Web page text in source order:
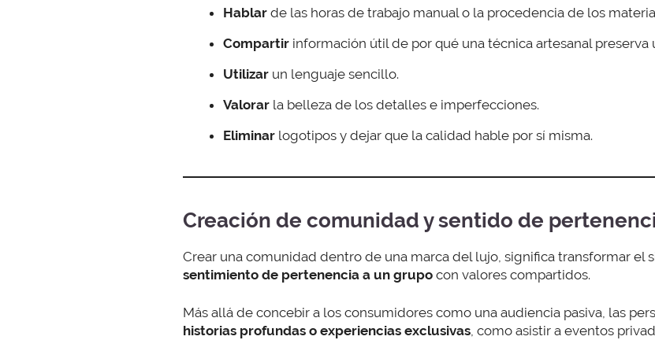
Hablar de las horas de trabajo manual o la procedencia de los
Compartir información útil de por qué una técnica artesanal preserva
Utilizar un lenguaje sencillo.
Valorar la belleza de los detalles e imperfecciones.
Eliminar logotipos y dejar que la calidad hable por sí misma.
Creación de comunidad y sentido de
Crear una comunidad dentro de una marca del lujo, significa transformar el
sentimiento de pertenencia a un grupo con valores compartidos.
Más allá de concebir a los consumidores como una audiencia pasiva, las
historias profundas o experiencias exclusivas, como asistir a eventos